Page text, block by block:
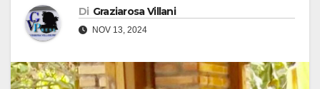
Di Graziarosa Villani
NOV 13, 2024